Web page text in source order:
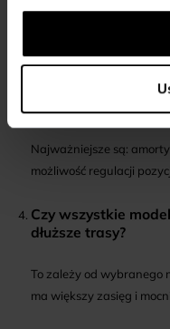
Jakie cechy
osób?
Najważniejsze są:
możliwość regulacji
Czy wszystkie
dłuższe trasy?
To zależy od wybranego
ma większy zasięg i